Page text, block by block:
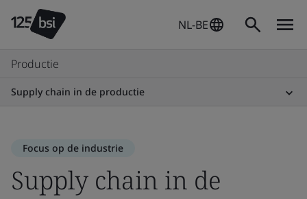
NL-BE
Productie
Supply chain in de productie
Focus op de industrie
Supply chain in de